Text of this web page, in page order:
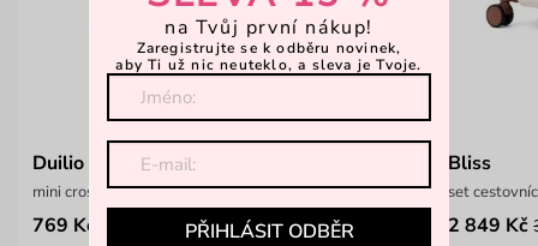
Duilio Creme
mini crossbody kabelka
769 Kč
Bliss
set
2 849 Kč
na Tvůj první nákup!
Zaregistrujte se k odběru novinek,
aby Ti už nic neuteklo, a sleva je Tvoje.
PŘIHLÁSIT ODBĚR